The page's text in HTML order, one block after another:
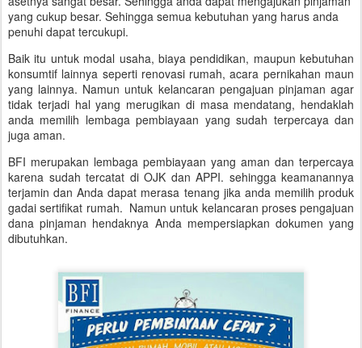
yang cukup besar. Sehingga semua kebutuhan yang harus anda
penuhi dapat tercukupi.
Baik itu untuk modal usaha, biaya pendidikan, maupun kebutuhan
konsumtif lainnya seperti renovasi rumah, acara pernikahan maun
yang lainnya. Namun untuk kelancaran pengajuan pinjaman agar
tidak terjadi hal yang merugikan di masa mendatang, hendaklah
anda memilih lembaga pembiayaan yang sudah terpercaya dan
juga aman.
BFI merupakan lembaga pembiayaan yang aman dan terpercaya
karena sudah tercatat di OJK dan APPI. sehingga keamanannya
terjamin dan Anda dapat merasa tenang jika anda memilih produk
gadai sertifikat rumah. Namun untuk kelancaran proses pengajuan
dana pinjaman hendaknya Anda mempersiapkan dokumen yang
dibutuhkan.